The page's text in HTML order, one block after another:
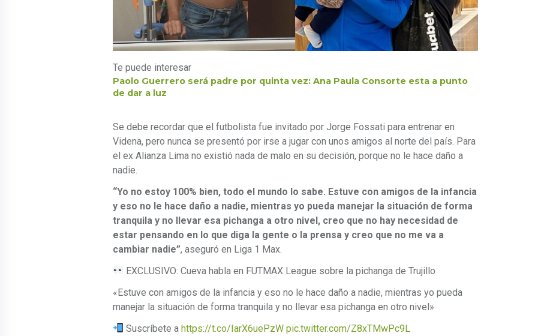
Te puede interesar
Paolo Guerrero será padre por quinta vez: Ana Paula Consorte esta a punto
de dar a luz
Se debe recordar que el futbolista fue invitado por Jorge Fossati para entrenar en
Videna, pero nunca se presentó por irse a jugar con unos amigos al norte del país. Para
el ex Alianza Lima no existió nada de malo en su decisión, porque no le hace daño a
nadie.
“Yo no estoy 100% bien, todo el mundo lo sabe. Estuve con amigos de la infancia
y eso no le hace daño a nadie, mientras yo pueda manejar la situación de forma
tranquila y no llevar esa pichanga a otro nivel, creo que no hay necesidad de
estar pensando en lo que diga la gente o la prensa y creo que no me va a
cambiar nadie”, aseguró en Liga 1 Max.
EXCLUSIVO: Cueva habla en FUTMAX League sobre la pichanga de Trujillo
«Estuve con amigos de la infancia y eso no le hace daño a nadie, mientras yo pueda
manejar la situación de forma tranquila y no llevar esa pichanga en otro nivel»
Suscríbete ahttps://t.co/IarX6uePzW pic.twitter.com/Z8xTMwPc9L